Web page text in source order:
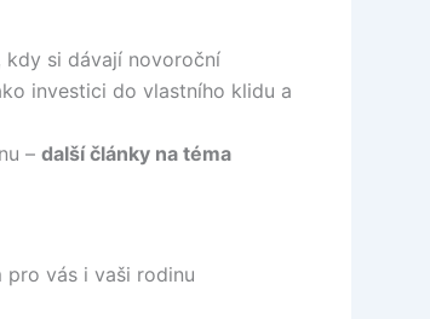
kdy si dávají novoroční
investici do vlastního klidu a
– další články na téma
pro vás i vaši rodinu